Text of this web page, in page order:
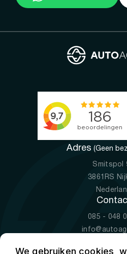
Adres (Geen
Smitspol
3861RS
085 - 048
We gebruiken cookies,